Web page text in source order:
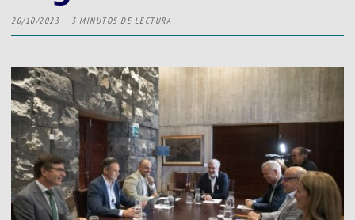
20/10/2023 3 MINUTOS DE LECTURA